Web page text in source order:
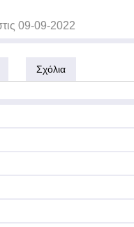
09-09-2022
Σχόλια